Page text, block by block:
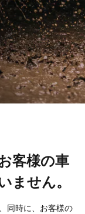
客様の車
ません。
同時に、お客様の